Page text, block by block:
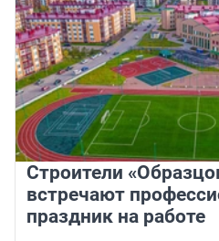
Строители
встречают
праздник на работе